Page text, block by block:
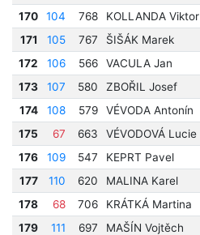
170
104 768 KOLLANDA Viktor
171
105 767 ŠIŠÁK Marek
172
106 566 VACULA Jan
173
107 580 ZBOŘIL Josef
174
108 579 VÉVODA Antonín
175
67 663 VÉVODOVÁ Lucie
176
109 547 KEPRT Pavel
177
110 620 MALINA Karel
178
68 706 KRÁTKÁ Martina
179
111 697 MAŠÍN Vojtěch